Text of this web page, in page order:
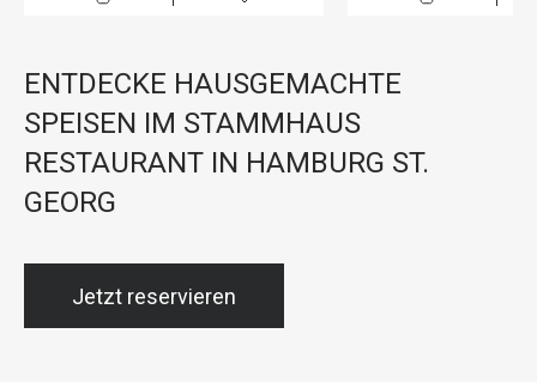
ENTDECKE HAUSGEMACHTE
SPEISEN IM STAMMHAUS
RESTAURANT IN HAMBURG ST.
GEORG
Jetzt reservieren